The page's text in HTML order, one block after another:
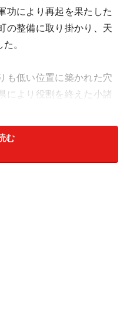
功により再起を果たした
の整備に取り掛かり、天
。
も低い位置に築かれた穴
により役割を終えた小諸
の門」や野面石積みの石
む